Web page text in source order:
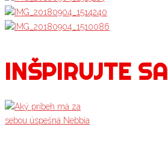
INŠPIRUJTE SA